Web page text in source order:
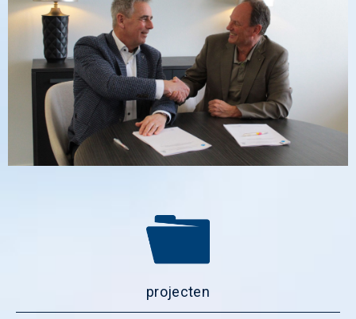
projecten